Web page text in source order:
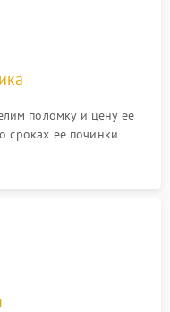
поломку и цену ее
сроках ее починки